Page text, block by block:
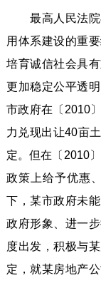
最高人民法院
用体系建设的重
培育诚信社会具
更加稳定公平透
市政府在〔2010
力兑现出让40亩
定。但在〔2010
政策上给予优惠
下，某市政府未
政府形象、进一
度出发，积极与
定，就某房地产